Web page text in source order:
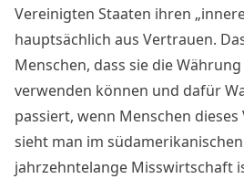
Vereinigten Staaten ihren
hauptsächlich aus Vertrauen.
Menschen, dass sie die
verwenden können und dafür
passiert, wenn Menschen
sieht man im
jahrzehntelange Misswirtschaft